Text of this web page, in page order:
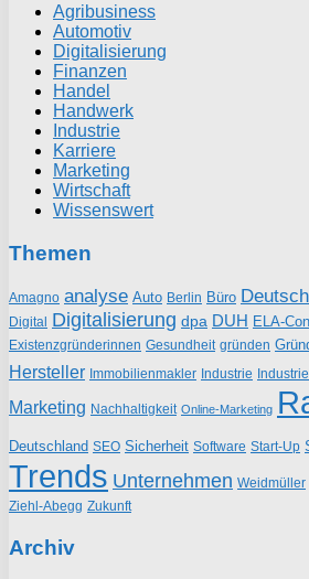
Agribusiness
Automotiv
Digitalisierung
Finanzen
Handel
Handwerk
Industrie
Karriere
Marketing
Wirtschaft
Wissenswert
Themen
Amagno analyse Auto Berlin Büro
Digital Digitalisierung dpa DUH ELA-
Existenzgründerinnen Gesundheit gründen
Hersteller Immobilienmakler Industrie
Marketing Nachhaltigkeit Online-Marketing
Deutschland SEO Sicherheit Software Start-Up
Trends Unternehmen Weidmüller
Ziehl-Abegg Zukunft
Archiv